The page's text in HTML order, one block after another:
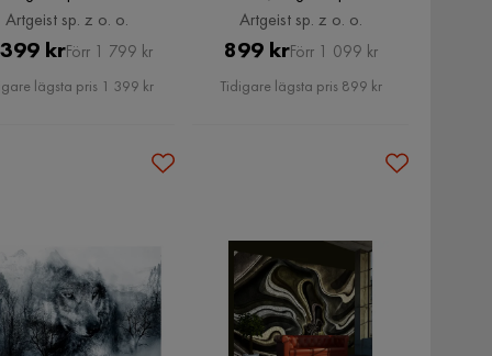
Artgeist sp. z o. o.
Pris
krOriginal
Pris
Förr 1 799 kr
lägsta pris 1 399 kr
Artgeist sp. z o. o.
Pris
899 kr Original
Pris
Förr 1 099 kr
Tidigare lägsta pris 899 kr